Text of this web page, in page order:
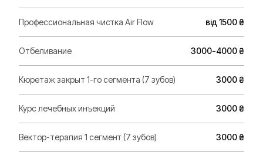
Профессиональная чистка Air Flow від 1500 ₴
Отбеливание 3000-4000 ₴
Кюретаж закрыт 1-го сегмента (7 зубов) 3000 ₴
Курс лечебных инъекций 3000 ₴
Вектор-терапия 1 сегмент (7 зубов) 3000 ₴